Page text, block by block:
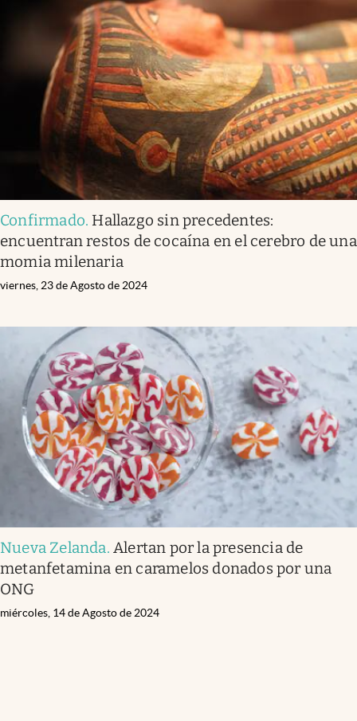
Confirmado. Hallazgo sin precedentes:
encuentran restos de cocaína en el cerebro de una
momia milenaria
viernes, 23 de Agosto de 2024
Nueva Zelanda.Alertan por la presencia de
metanfetamina en caramelos donados por una
ONG
miércoles, 14 de Agosto de 2024